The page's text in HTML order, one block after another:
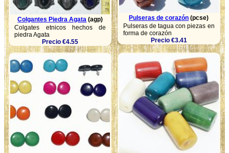
Colgantes Piedra Agata (agp)
Colgates etnicos hechos de
piedra Agata
Precio €4.55
Pulseras de corazón (pcse)
Pulseras de tagua con piezas en
forma de corazón
Precio €3.41